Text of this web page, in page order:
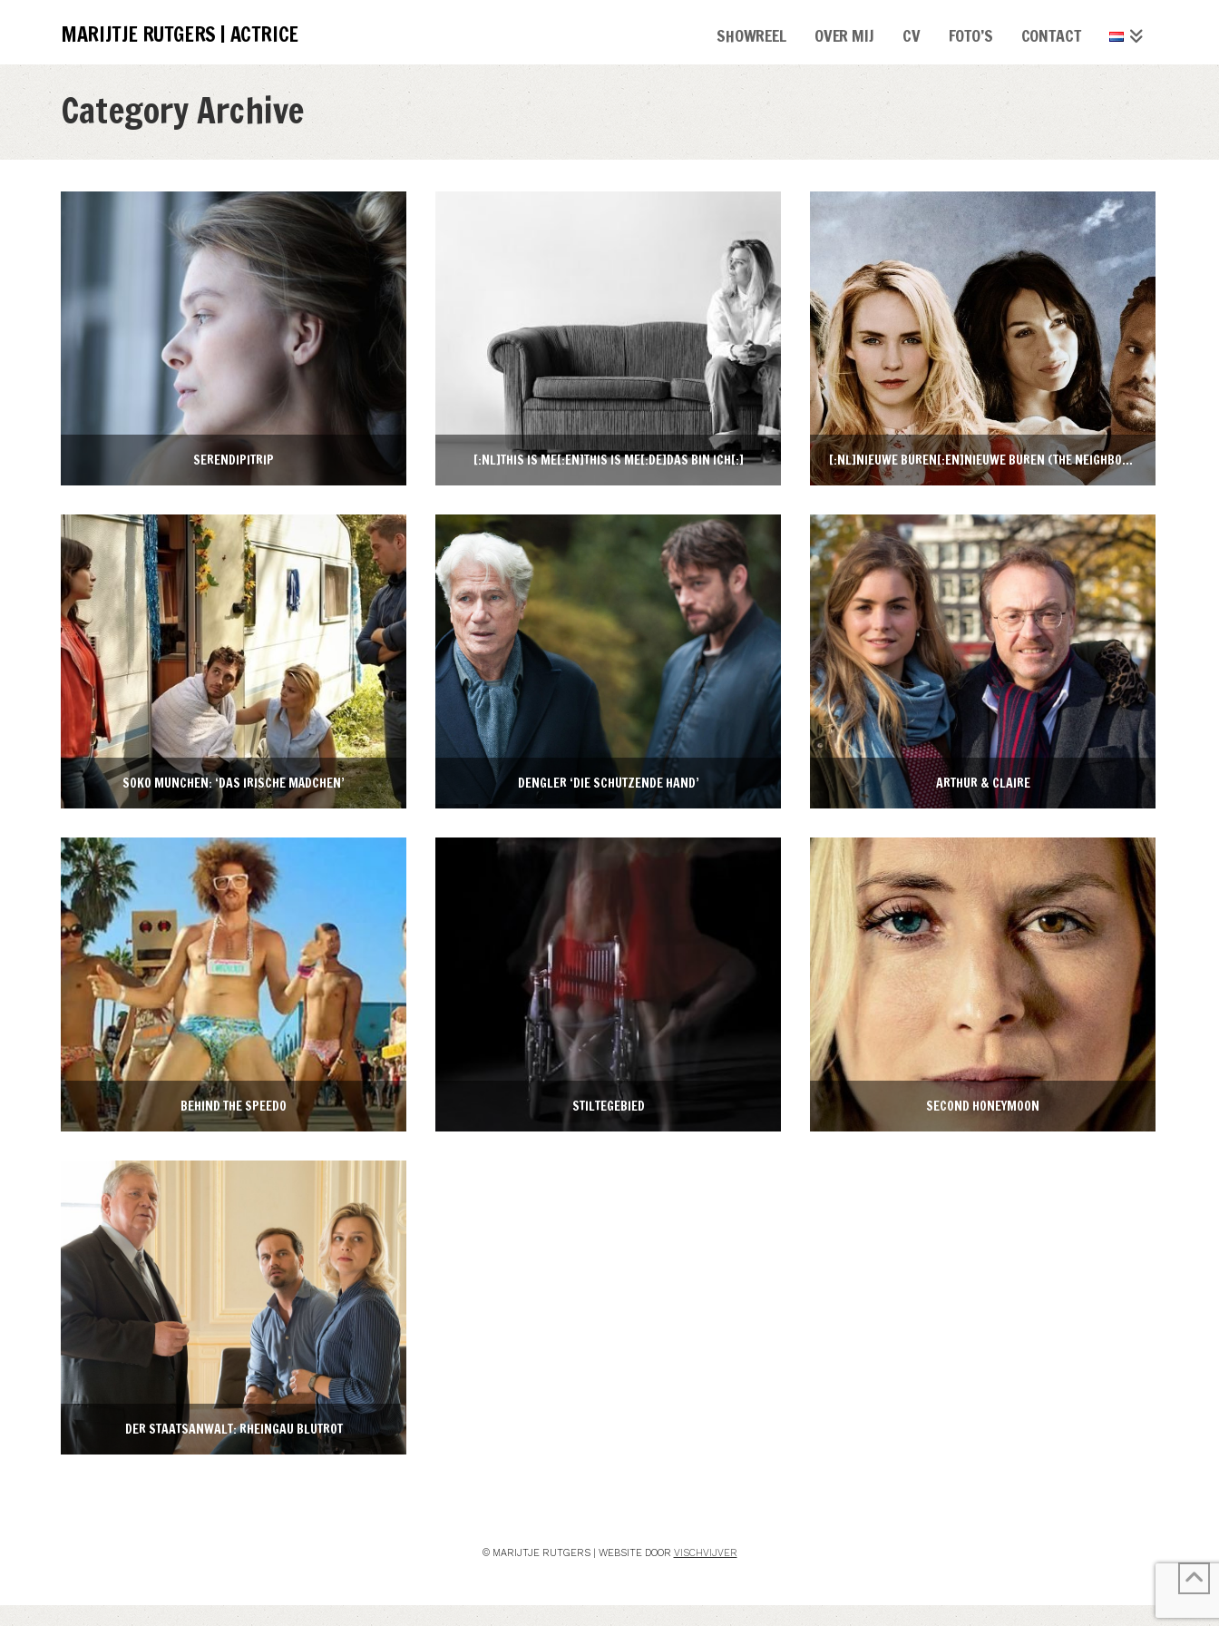
MARIJTJE RUTGERS | ACTRICE SHOWREEL OVER MIJ CV FOTO’S CONTACT
Category Archive
SERENDIPITRIP [:NL]THIS IS ME[:EN]THIS IS ME[:DE]DAS BIN ICH[:] [:NL]NIEUWE BUREN[:EN]NIEUWE BUREN (THE NEIGHBORS)[:DE]NIEUWE BUREN (DER NACHBARN)[:]
SOKO MÜNCHEN: ‘DAS IRISCHE MÄDCHEN’ DENGLER ‘DIE SCHÜTZENDE HAND’ ARTHUR & CLAIRE
BEHIND THE SPEEDO STILTEGEBIED SECOND HONEYMOON
DER STAATSANWALT: RHEINGAU BLUTROT
© MARIJTJE RUTGERS | WEBSITE DOOR VISCHVIJVER